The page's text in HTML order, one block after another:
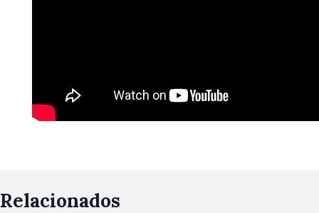
Relacionados